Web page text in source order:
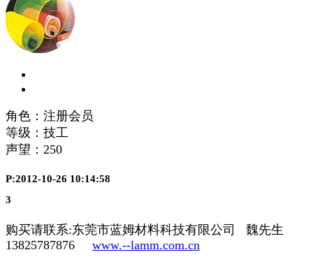
角色：注册会员
等级：技工
声望： 250
P:2012-10-26 10:14:58
3
购买请联系:东莞市蓝姆材料科技有限公司 魏先生
13825787876 www.--lamm.com.cn